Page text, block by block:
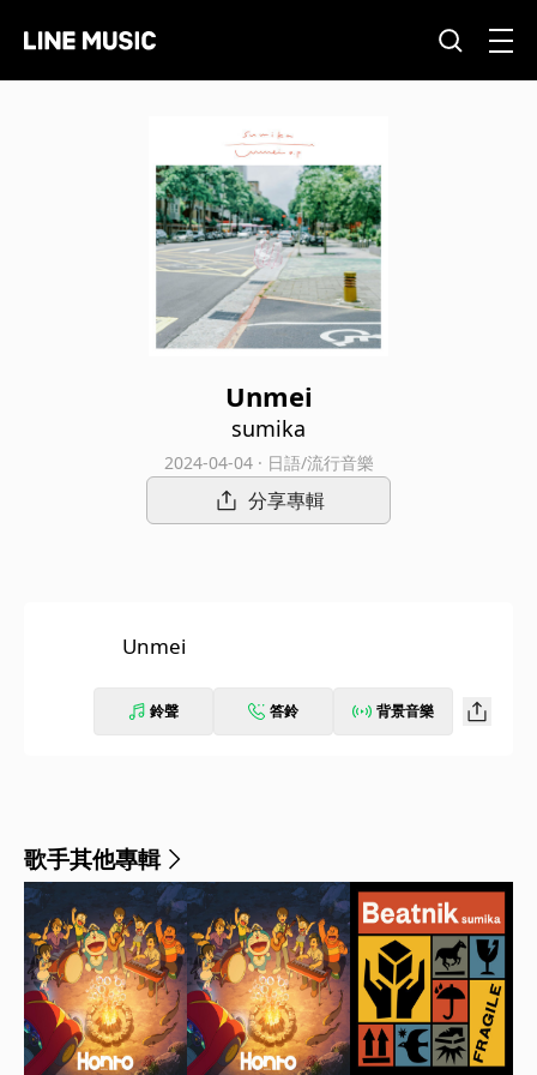
Unmei
sumika
2024-04-04 · 日語/流行音樂
分享專輯
Unmei
鈴聲 答鈴 背景音樂
歌手其他專輯